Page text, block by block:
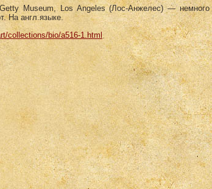
Museum, Los Angeles (Лос-Анжелес) —
На англ.языке.
collections/bio/a516-1.html